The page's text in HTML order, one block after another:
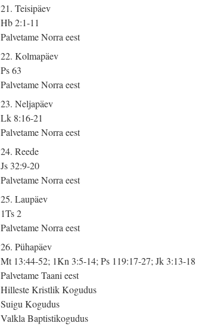
21. Teisipäev
Hb 2:1-11
Palvetame Norra eest
22. Kolmapäev
Ps 63
Palvetame Norra eest
23. Neljapäev
Lk 8:16-21
Palvetame Norra eest
24. Reede
Js 32:9-20
Palvetame Norra eest
25. Laupäev
1Ts 2
Palvetame Norra eest
26. Pühapäev
Mt 13:44-52; 1Kn 3:5-14; Ps 119:17-27; Jk 3:13-18
Palvetame Taani eest
Hilleste Kristlik Kogudus
Suigu Kogudus
Valkla Baptistikogudus